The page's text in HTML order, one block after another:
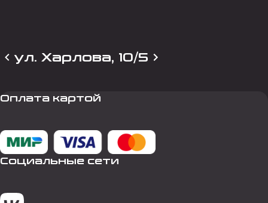
ул. Харлова, 10/5
Оплата картой
Социальные сети